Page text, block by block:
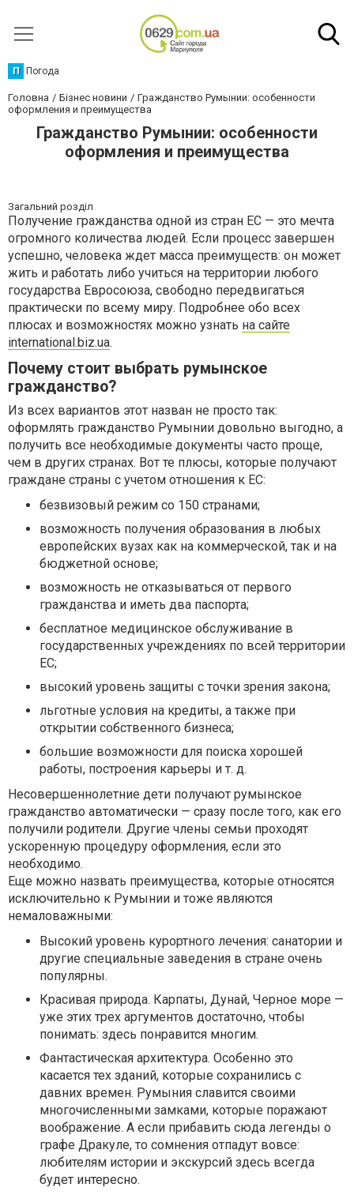
П Погода
Головна Бізнес новини
Гражданство Румынии: особенности
оформления и преимущества
Гражданство Румынии: особенности
оформления и преимущества
Загальний розділ
Получение гражданства одной из стран ЕС — это мечта
огромного количества людей. Если процесс завершен
успешно, человека ждет масса преимуществ: он может
жить и работать либо учиться на территории любого
государства Евросоюза, свободно передвигаться
практически по всему миру. Подробнее обо всех
плюсах и возможностях можно узнать на сайте
international.biz.uа.
Почему стоит выбрать румынское
гражданство?
Из всех вариантов этот назван не просто так:
оформлять гражданство Румынии довольно выгодно, а
получить все необходимые документы часто проще,
чем в других странах. Вот те плюсы, которые получают
граждане страны с учетом отношения к ЕС:
безвизовый режим со 150 странами;
возможность получения образования в любых
европейских вузах как на коммерческой, так и на
бюджетной основе;
возможность не отказываться от первого
гражданства и иметь два паспорта;
бесплатное медицинское обслуживание в
государственных учреждениях по всей территории
ЕС;
высокий уровень защиты с точки зрения закона;
льготные условия на кредиты, а также при
открытии собственного бизнеса;
большие возможности для поиска хорошей
работы, построения карьеры и т. д.
Несовершеннолетние дети получают румынское
гражданство автоматически — сразу после того, как его
получили родители. Другие члены семьи проходят
ускоренную процедуру оформления, если это
необходимо.
Еще можно назвать преимущества, которые относятся
исключительно к Румынии и тоже являются
немаловажными:
Высокий уровень курортного лечения: санатории и
другие специальные заведения в стране очень
популярны.
Красивая природа. Карпаты, Дунай, Черное море —
уже этих трех аргументов достаточно, чтобы
понимать: здесь понравится многим.
Фантастическая архитектура. Особенно это
касается тех зданий, которые сохранились с
давних времен. Румыния славится своими
многочисленными замками, которые поражают
воображение. А если прибавить сюда легенды о
графе Дракуле, то сомнения отпадут вовсе:
любителям истории и экскурсий здесь всегда
будет интересно.